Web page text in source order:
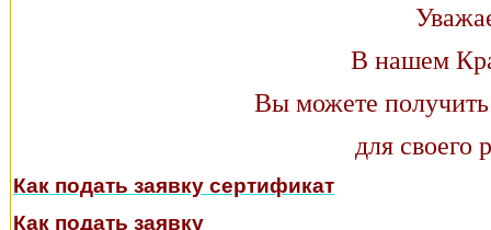
В нашем
Вы можете получить
для своего
Как подать заявку сертификат
Как подать заявку